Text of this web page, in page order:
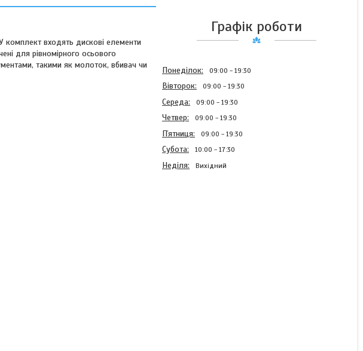
комплект входять дискові елементи
для рівномірного осьового
такими як молоток, вбивач чи
Графік роботи
Понеділок 09:00 19:30
Вівторок 09:00 19:30
Середа 09:00 19:30
Четвер 09:00 19:30
Пʼятниця 09:00 19:30
Субота 10:00 17:30
Неділя Вихідний